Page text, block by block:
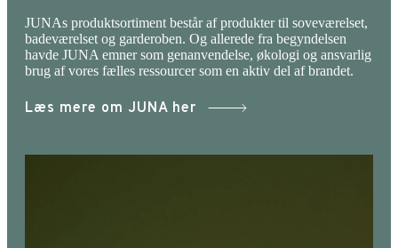
JUNAs produktsortiment består af produkter til soveværelset,
badeværelset og garderoben. Og allerede fra begyndelsen
havde JUNA emner som genanvendelse, økologi og ansvarlig
brug af vores fælles ressourcer som en aktiv del af brandet.
Læs mere om JUNA her